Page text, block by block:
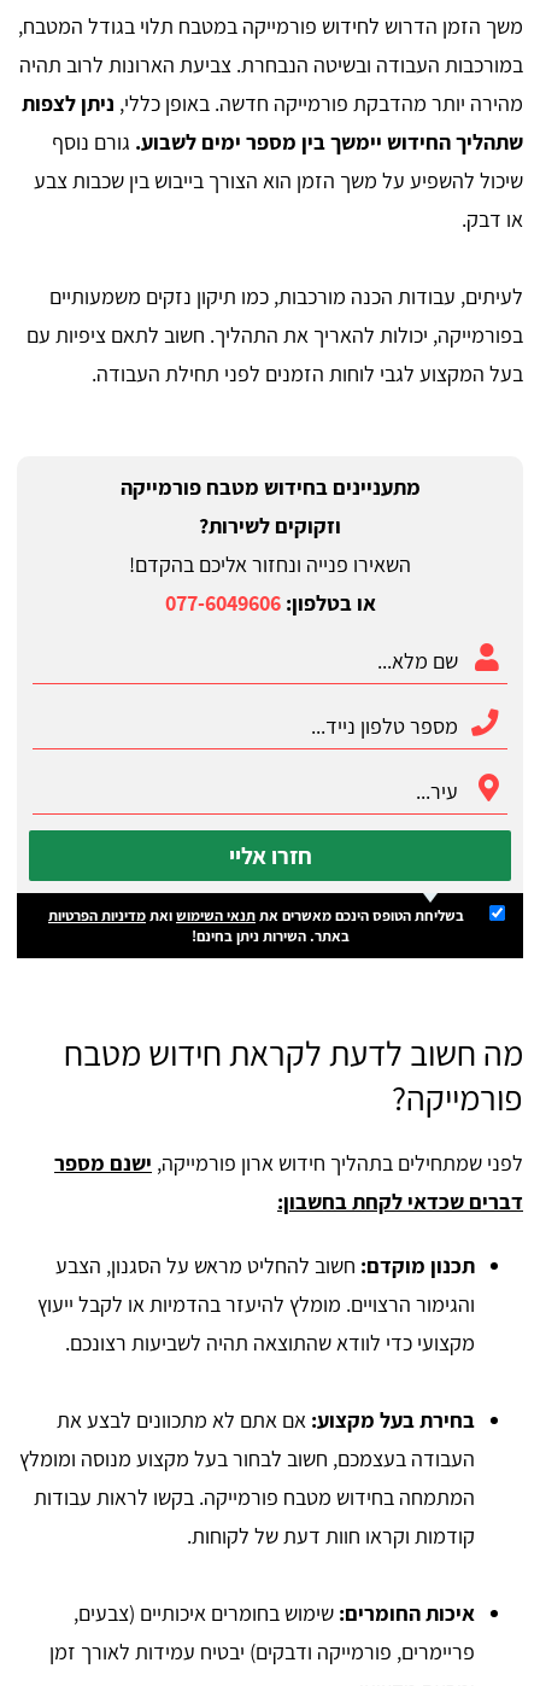
משך הזמן הדרוש לחידוש פורמייקה במטבח תלוי בגודל המטבח,
במורכבות העבודה ובשיטה הנבחרת. צביעת הארונות לרוב תהיה
מהירה יותר מהדבקת פורמייקה חדשה. באופן כללי, ניתן לצפות
שתהליך החידוש יימשך בין מספר ימים לשבוע. גורם נוסף
שיכול להשפיע על משך הזמן הוא הצורך בייבוש בין שכבות צבע
או דבק.
לעיתים, עבודות הכנה מורכבות, כמו תיקון נזקים משמעותיים
בפורמייקה, יכולות להאריך את התהליך. חשוב לתאם ציפיות עם
בעל המקצוע לגבי לוחות הזמנים לפני תחילת העבודה.
מתעניינים בחידוש מטבח פורמייקה
וזקוקים לשירות?
השאירו פנייה ונחזור אליכם בהקדם!
או בטלפון:077-6049606
חזרו אליי
בשליחת הטופס הינכם מאשרים אתתנאי השימושואתמדיניות הפרטיות
באתר. השירות ניתן בחינם!
מה חשוב לדעת לקראת חידוש מטבח
פורמייקה?
לפני שמתחילים בתהליך חידוש ארון פורמייקה, ישנם מספר
דברים שכדאי לקחת בחשבון:
תכנון מוקדם: חשוב להחליט מראש על הסגנון, הצבע
והגימור הרצויים. מומלץ להיעזר בהדמיות או לקבל ייעוץ
מקצועי כדי לוודא שהתוצאה תהיה לשביעות רצונכם.
בחירת בעל מקצוע: אם אתם לא מתכוונים לבצע את
העבודה בעצמכם, חשוב לבחור בעל מקצוע מנוסה ומומלץ
המתמחה בחידוש מטבח פורמייקה. בקשו לראות עבודות
קודמות וקראו חוות דעת של לקוחות.
איכות החומרים: שימוש בחומרים איכותיים (צבעים,
פריימרים, פורמייקה ודבקים) יבטיח עמידות לאורך זמן